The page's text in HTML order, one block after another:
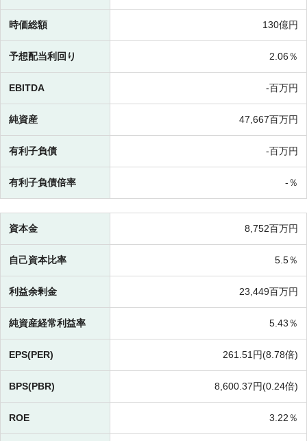
時価総額 130億円
予想配当利回り 2.06％
EBITDA -百万円
純資産 47,667百万円
有利子負債 -百万円
有利子負債倍率 -％
資本金 8,752百万円
自己資本比率 5.5％
利益余剰金 23,449百万円
純資産経常利益率 5.43％
EPS(PER) 261.51円(8.78倍)
BPS(PBR) 8,600.37円(0.24倍)
ROE 3.22％